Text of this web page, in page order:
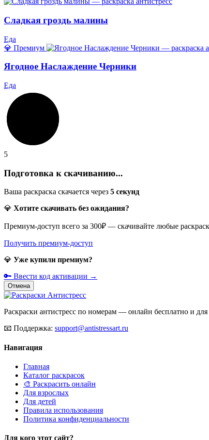
Сладкая гроздь малины
Еда
💎 Премиум
Ягодное Наслаждение Черники
Еда
5
Подготовка к скачиванию...
Ваша раскраска скачается через 5 секунд
💎 Хотите скачивать без ожидания?
Премиум-доступ всего за 300₽ — скачивайте любые
Получить премиум-доступ
💎 Уже купили премиум?
🔑 Ввести код активации →
Отмена
Раскраски антистресс по номерам — онлайн бесплатно и
📧 Поддержка: support@antistressart.ru
Навигация
Главная
Каталог раскрасок
🎨 Раскрасить онлайн
Для взрослых
Для детей
Правила использования
Политика конфиденциальности
Для кого этот сайт?